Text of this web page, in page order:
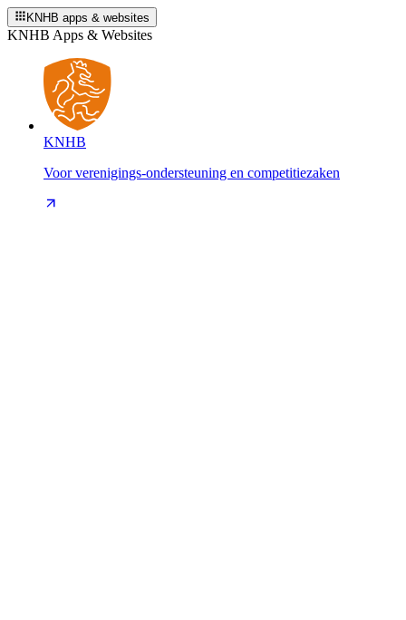
KNHB apps & websites
KNHB Apps & Websites
KNHB
Voor verenigings-ondersteuning en competitiezaken